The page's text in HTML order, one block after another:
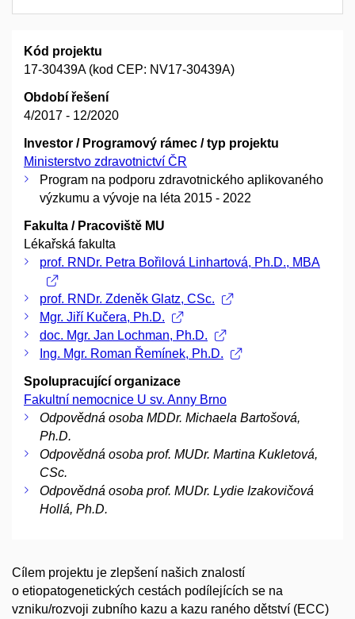
Kód projektu
17-30439A (kod CEP: NV17-30439A)
Období řešení
4/2017 - 12/2020
Investor / Programový rámec / typ projektu
Ministerstvo zdravotnictví ČR
Program na podporu zdravotnického aplikovaného
výzkumu a vývoje na léta 2015 - 2022
Fakulta / Pracoviště MU
Lékařská fakulta
prof. RNDr. Petra Bořilová Linhartová, Ph.D., MBA
prof. RNDr. Zdeněk Glatz, CSc.
Mgr. Jiří Kučera, Ph.D.
doc. Mgr. Jan Lochman, Ph.D.
Ing. Mgr. Roman Řemínek, Ph.D.
Spolupracující organizace
Fakultní nemocnice U sv. Anny Brno
Odpovědná osoba MDDr. Michaela Bartošová,
Ph.D.
Odpovědná osoba prof. MUDr. Martina Kukletová,
CSc.
Odpovědná osoba prof. MUDr. Lydie Izakovičová
Hollá, Ph.D.
Cílem projektu je zlepšení našich znalostí
o etiopatogenetických cestách podílejících se na
vzniku/rozvoji zubního kazu a kazu raného dětství (ECC)